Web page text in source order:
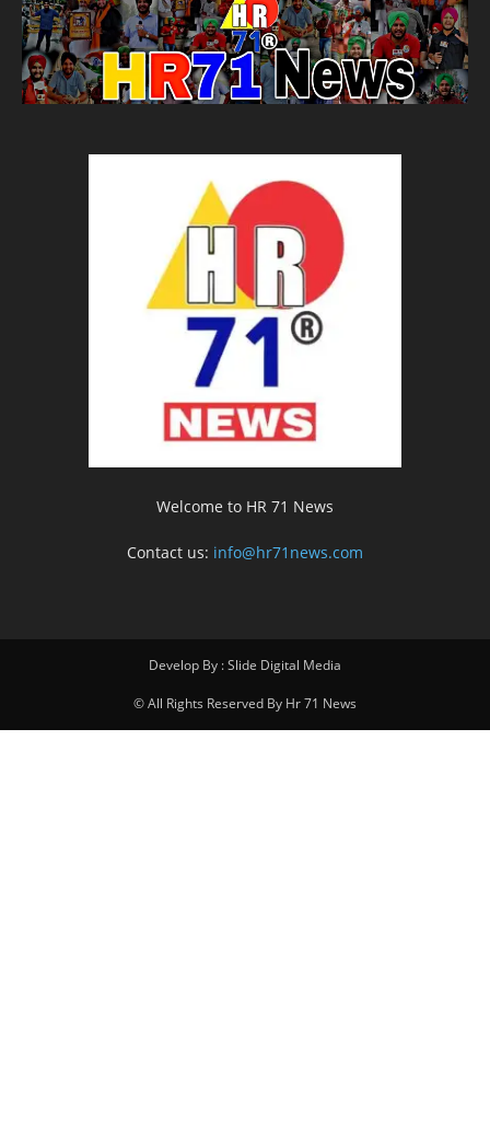
Welcome to HR 71 News
Contact us: info@hr71news.com
Develop By : Slide Digital Media
© All Rights Reserved By Hr 71 News